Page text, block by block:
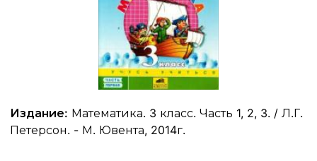
Издание: Математика. 3 класс. Часть 1, 2, 3. / Л.Г.
Петерсон. - М. Ювента, 2014г.